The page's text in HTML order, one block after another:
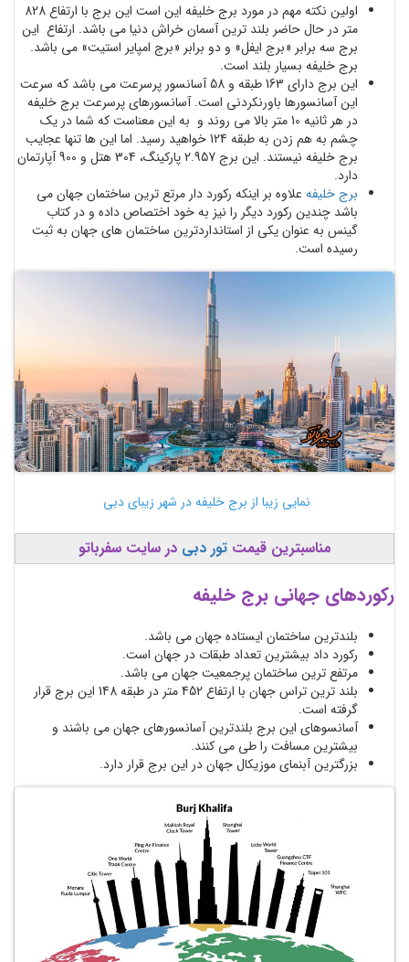
اولین نکته مهم در مورد برج خلیفه این است این برج با ارتفاع 828
متر در حال حاضر بلند ترین آسمان خراش دنیا می باشد. ارتفاع این
برج سه برابر «برج ایفل» و دو برابر «برج امپایر استیت» می باشد.
برج خلیفه بسیار بلند است.
این برج دارای 163 طبقه و 58 آسانسور پرسرعت می باشد که سرعت
این آسانسورها باورنکردنی است. آسانسورهای پرسرعت برج خلیفه
در هر ثانیه 10 متر بالا می روند و به این معناست که شما در یک
چشم به هم زدن به طبقه 124 خواهید رسید. اما این ها تنها عجایب
برج خلیفه نیستند. این برج 2.957 پارکینگ، 304 هتل و 900 آپارتمان
دارد.
برج خلیفه علاوه بر اینکه رکورد دار مرتع ترین ساختمان جهان می
باشد چندین رکورد دیگر را نیز به خود اختصاص داده و در کتاب
گینس به عنوان یکی از استانداردترین ساختمان های جهان به ثبت
رسیده است.
نمایی زیبا از برج خلیفه در شهر زیبای دبی
مناسبترین قیمتتور دبی در سایت سفرباتو
رکوردهای جهانی برج خلیفه
بلندترین ساختمان ایستاده جهان می باشد.
رکورد داد بیشترین تعداد طبقات در جهان است.
مرتفع ترین ساختمان پرجمعیت جهان می باشد.
بلند ترین تراس جهان با ارتفاع 452 متر در طبقه 148 این برج قرار
گرفته است.
آسانسوهای این برج بلندترین آسانسورهای جهان می باشند و
بیشترین مسافت را طی می کنند.
بزرگترین آبنمای موزیکال جهان در این برج قرار دارد.